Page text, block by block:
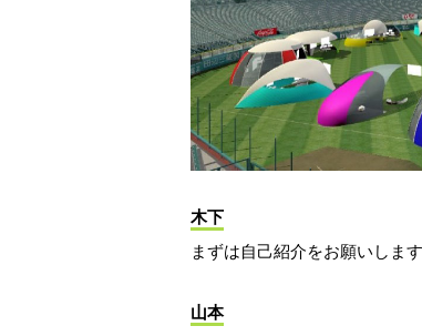
木下
まずは自己紹介をお願いします
山本